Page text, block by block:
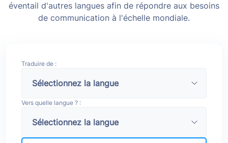
éventail d'autres langues afin de répondre aux besoins
de communication à l'échelle mondiale.
Traduire de :
Vers quelle langue ? :